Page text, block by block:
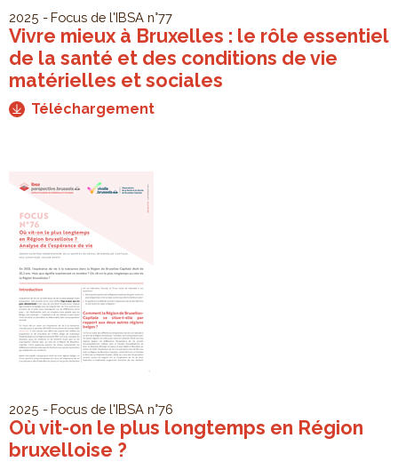
2025 Focus de l'IBSA n°77
Vivre mieux à Bruxelles : le rôle essentiel
de la santé et des conditions de vie
matérielles et sociales
Téléchargement
2025 Focus de l'IBSA n°76
Où vit-on le plus longtemps en Région
bruxelloise ?